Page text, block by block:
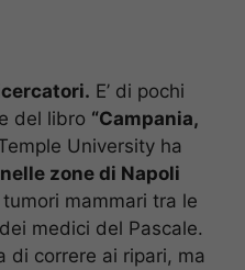
E’ di pochi
del libro “Campania,
University ha
zone di Napoli
mammari tra le
medici del Pascale.
di correre ai ripari, ma